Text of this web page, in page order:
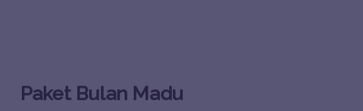
oPaket Bulan Madu